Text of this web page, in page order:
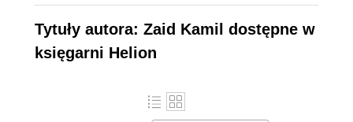
Tytuły autora: Zaid Kamil dostępne w
księgarni Helion